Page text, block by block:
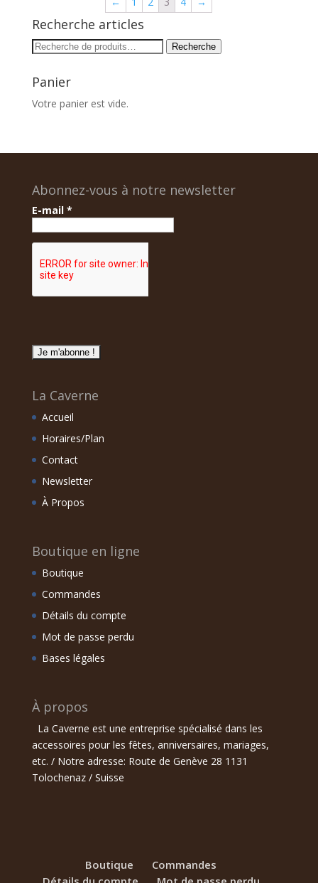
Recherche articles
Recherche
Recherche
Panier
Votre panier est vide.
Abonnez-vous à notre newsletter
E-mail *
La Caverne
Accueil
Horaires/Plan
Contact
Newsletter
À Propos
Boutique en ligne
Boutique
Commandes
Détails du compte
Mot de passe perdu
Bases légales
À propos
La Caverne est une entreprise spécialisé dans les
accessoires pour les fêtes, anniversaires, mariages,
etc. / Notre adresse: Route de Genève 28 1131
Tolochenaz / Suisse
Boutique
Commandes